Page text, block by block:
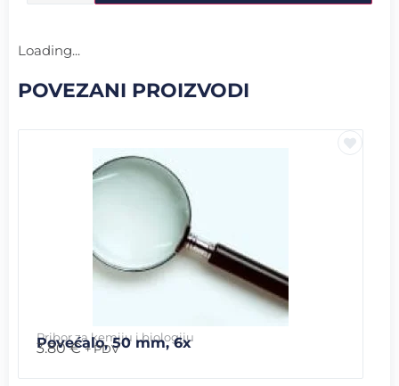
Loading...
POVEZANI PROIZVODI
Pribor za kemiju i biologiju
Povećalo, 50 mm, 6x
3.80€ + PDV